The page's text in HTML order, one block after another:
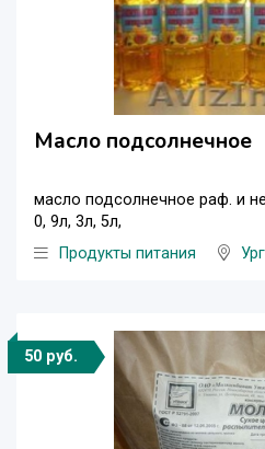
Масло подсолнечное
масло подсолнечное раф. и
0, 9л, 3л, 5л,
Продукты питания
50 руб.